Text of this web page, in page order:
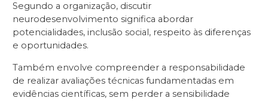
Segundo a organização, discutir
neurodesenvolvimento significa abordar
potencialidades, inclusão social, respeito às diferenças
e oportunidades.
Também envolve compreender a responsabilidade
de realizar avaliações técnicas fundamentadas em
evidências científicas, sem perder a sensibilidade